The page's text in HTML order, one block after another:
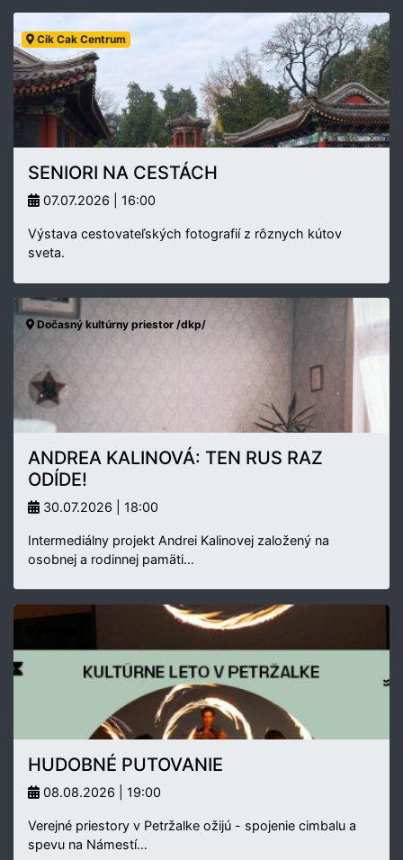
Cik Cak Centrum
SENIORI NA CESTÁCH
07.07.2026 | 16:00
Výstava cestovateľských fotografií z rôznych kútov
sveta.
Dočasný kultúrny priestor /dkp/
ANDREA KALINOVÁ: TEN RUS RAZ
ODÍDE!
30.07.2026 | 18:00
Intermediálny projekt Andrei Kalinovej založený na
osobnej a rodinnej pamäti…
HUDOBNÉ PUTOVANIE
08.08.2026 | 19:00
Verejné priestory v Petržalke ožijú - spojenie cimbalu a
spevu na Námestí…